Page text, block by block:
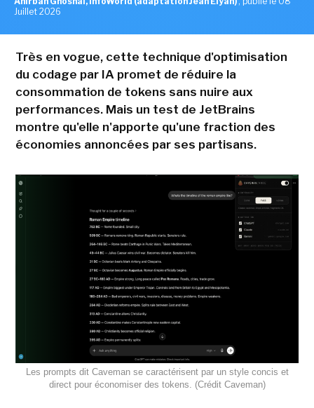
Juillet 2026
Très en vogue, cette technique d'optimisation
du codage par IA promet de réduire la
consommation de tokens sans nuire aux
performances. Mais un test de JetBrains
montre qu'elle n'apporte qu'une fraction des
économies annoncées par ses partisans.
Les prompts dit Caveman se caractérisent par un style concis et
direct pour économiser des tokens. (Crédit Caveman)